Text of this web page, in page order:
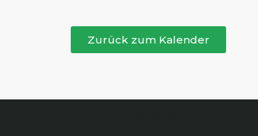
Zurück zum Kalender